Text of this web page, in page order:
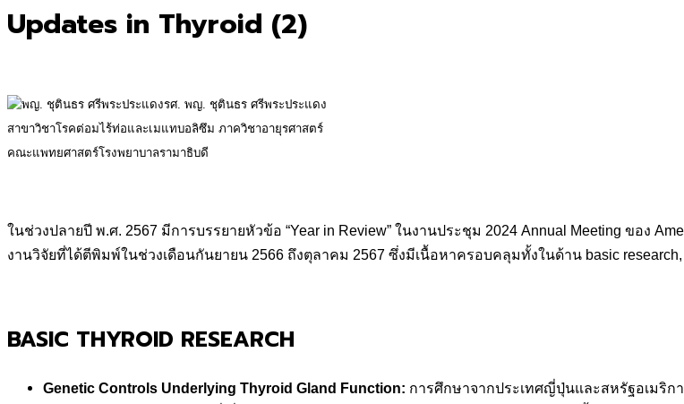
Updates in Thyroid (2)
รศ. พญ. ชุตินธร ศรีพระประแดง
สาขาวิชาโรคต่อมไร้ท่อและเมแทบอลิซึม ภาควิชาอายุรศาสตร์
คณะแพทยศาสตร์โรงพยาบาลรามาธิบดี
ในช่วงปลายปี พ.ศ. 2567 มีการบรรยายหัวข้อ “Year in Review” ในงานประชุม 2024 Annual Meeting ของ
งานวิจัยที่ได้ตีพิมพ์ในช่วงเดือนกันยายน 2566 ถึงตุลาคม 2567 ซึ่งมีเนื้อหาครอบคลุมทั้งในด้าน basic
BASIC THYROID RESEARCH
Genetic Controls Underlying Thyroid Gland Function: การศึกษาจากประเทศญี่ปุ่นและสหรัฐอเมริก